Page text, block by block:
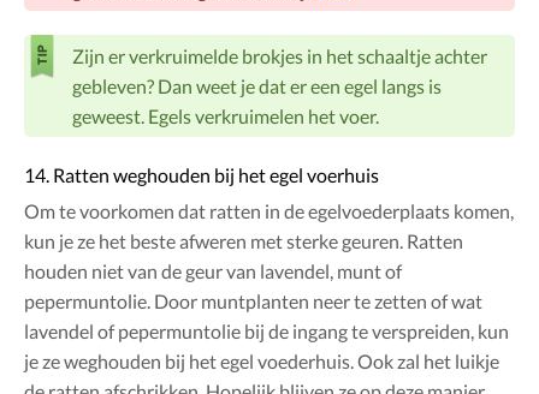
Zijn er verkruimelde brokjes in het schaaltje achter
gebleven? Dan weet je dat er een egel langs is
geweest. Egels verkruimelen het voer.
14. Ratten weghouden bij het egel voerhuis
Om te voorkomen dat ratten in de egelvoederplaats komen,
kun je ze het beste afweren met sterke geuren. Ratten
houden niet van de geur van lavendel, munt of
pepermuntolie. Door muntplanten neer te zetten of wat
lavendel of pepermuntolie bij de ingang te verspreiden, kun
je ze weghouden bij het egel voederhuis. Ook zal het luikje